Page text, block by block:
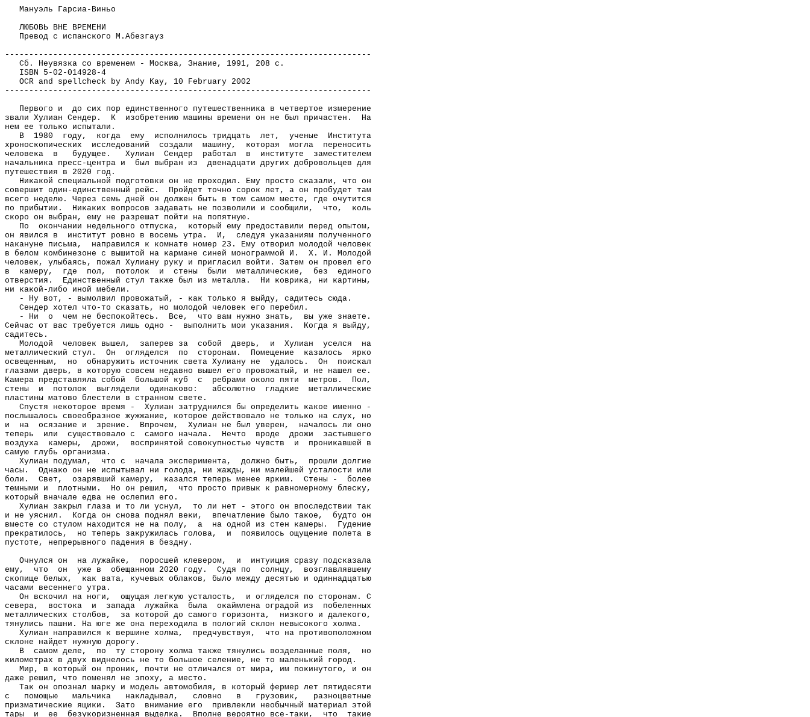
Мануэль Гарсиа-Виньо
ЛЮБОВЬ ВНЕ ВРЕМЕНИ
Превод с испанского М.Абезгауз
----------------------------------------------------------------------------
Сб. Неувязка со временем - Москва, Знание, 1991, 208 с.
ISBN 5-02-014928-4
OCR and spellcheck by Andy Kay, 10 February 2002
----------------------------------------------------------------------------
Первого и
до сих пор единственного путешественника в четвертое измерение
звали Хулиан Сендер.
К изобретению машины времени он не был причастен.
На
нем ее только испытали.
В
1980 году, когда ему исполнилось тридцать лет, ученые
Института
хроноскопических
исследований создали машину, которая могла
переносить
человека
в будущее. Хулиан Сендер работал в институте
заместителем
начальника пресс-центра и
был выбран из
двенадцати других добровольцев для
путешествия в 2020 год.
Никакой специальной подготовки он не проходил. Ему просто сказали, что он
совершит один-единственный рейс.
Пройдет точно сорок лет, а он пробудет там
всего неделю. Через семь дней он должен быть в том самом месте, где очутится
по прибытии.
Никаких вопросов задавать не позволили и сообщили, что,
коль
скоро он выбран, ему не разрешат пойти на попятную.
По
окончании недельного отпуска,
который ему предоставили перед опытом,
он явился в
институт ровно в восемь утра. И,
следуя указаниям полученного
накануне письма,
направился к комнате номер 23. Ему отворил молодой человек
в белом комбинезоне с вышитой на кармане синей монограммой И.
X. И. Молодой
человек, улыбаясь, пожал Хулиану руку и пригласил войти. Затем он провел его
в
камеру, где пол, потолок и стены были металлические, без
единого
отверстия.
Единственный стул также был из металла.
Ни коврика, ни картины,
ни какой-либо иной мебели.
- Ну вот, - вымолвил провожатый, - как только я выйду, садитесь сюда.
Сендер хотел что-то сказать, но молодой человек его перебил.
- Ни
о чем не беспокойтесь. Все, что вам нужно знать,
вы уже знаете.
Сейчас от вас требуется лишь одно -
выполнить мои указания.
Когда я выйду,
садитесь.
Молодой
человек вышел, заперев за собой дверь, и Хулиан уселся
на
металлический стул.
Он огляделся по сторонам. Помещение казалось
ярко
освещенным,
но обнаружить источник света Хулиану не удалось. Он
поискал
глазами дверь, в которую совсем недавно вышел его провожатый, и не нашел ее.
Камера представляла собой
большой куб с ребрами около пяти метров.
Пол,
стены
и потолок выглядели одинаково: абсолютно гладкие
металлические
пластины матово блестели в странном свете.
Спустя некоторое время -
Хулиан затруднился бы определить какое именно -
послышалось своеобразное жужжание, которое действовало не только на слух, но
и
на осязание и зрение. Впрочем, Хулиан не был уверен,
началось ли оно
теперь
или существовало с самого начала. Нечто вроде дрожи
застывшего
воздуха
камеры, дрожи, воспринятой совокупностью чувств и
проникавшей в
самую глубь организма.
Хулиан подумал,
что с начала эксперимента, должно быть,
прошли долгие
часы.
Однако он не испытывал ни голода, ни жажды, ни малейшей усталости или
боли.
Свет, озарявший камеру, казался теперь менее ярким. Стены -
более
темными и
плотными. Но он решил,
что просто привык к равномерному блеску,
который вначале едва не ослепил его.
Хулиан закрыл глаза и то ли уснул,
то ли нет - этого он впоследствии так
и не уяснил.
Когда он снова поднял веки, впечатление было такое,
будто он
вместе со стулом находится не на полу,
а на одной из стен камеры.
Гудение
прекратилось,
но теперь закружилась голова, и
появилось ощущение полета в
пустоте, непрерывного падения в бездну.
Очнулся он
на лужайке, поросшей клевером, и
интуиция сразу подсказала
ему,
что он уже в обещанном 2020 году. Судя по солнцу,
возглавлявшему
скопище белых,
как вата, кучевых облаков, было между десятью и одиннадцатью
часами весеннего утра.
Он вскочил на ноги,
ощущая легкую усталость,
и огляделся по сторонам. С
севера,
востока и запада лужайка была окаймлена оградой из
побеленных
металлических столбов,
за которой до самого горизонта,
низкого и далекого,
тянулись пашни. На юге же она переходила в пологий склон невысокого холма.
Хулиан направился к вершине холма,
предчувствуя,
что на противоположном
склоне найдет нужную дорогу.
В
самом деле, по ту сторону холма также тянулись возделанные поля,
но
километрах в двух виднелось не то большое селение, не то маленький город.
Мир, в который он проник, почти не отличался от мира, им покинутого, и он
даже решил, что поменял не эпоху, а место.
Так он опознал марку и модель автомобиля, в который фермер лет пятидесяти
с
помощью мальчика накладывал, словно в грузовик,
разноцветные
призматические ящики.
Зато внимание его
привлекли необычный материал этой
тары
и ее безукоризненная выделка. Вполне вероятно все-таки, что
такие